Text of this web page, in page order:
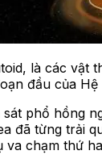
là các vật
đầu của
phổ hồng
đã từng trải
va chạm thứ